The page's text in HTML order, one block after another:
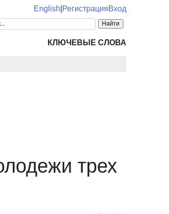
English РегистрацияВход
КЛЮЧЕВЫЕ СЛОВА
трех